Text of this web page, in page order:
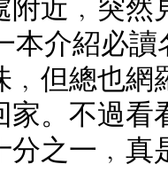
附近﹐突然
本介紹必
﹐但總也
家。不過
分之一﹐真